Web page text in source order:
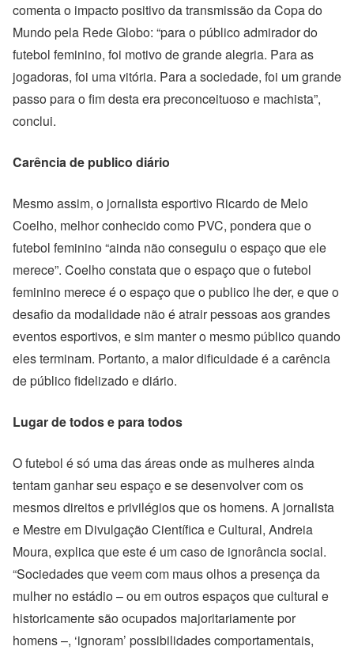
comenta o impacto positivo da transmissão da Copa do
Mundo pela Rede Globo: “para o público admirador do
futebol feminino, foi motivo de grande alegria. Para as
jogadoras, foi uma vitória. Para a sociedade, foi um grande
passo para o fim desta era preconceituoso e machista”,
conclui.
Carência de publico diário
Mesmo assim, o jornalista esportivo Ricardo de Melo
Coelho, melhor conhecido como PVC, pondera que o
futebol feminino “ainda não conseguiu o espaço que ele
merece”. Coelho constata que o espaço que o futebol
feminino merece é o espaço que o publico lhe der, e que o
desafio da modalidade não é atrair pessoas aos grandes
eventos esportivos, e sim manter o mesmo público quando
eles terminam. Portanto, a maior dificuldade é a carência
de público fidelizado e diário.
Lugar de todos e para todos
O futebol é só uma das áreas onde as mulheres ainda
tentam ganhar seu espaço e se desenvolver com os
mesmos direitos e privilégios que os homens. A jornalista
e Mestre em Divulgação Científica e Cultural, Andreia
Moura, explica que este é um caso de ignorância social.
“Sociedades que veem com maus olhos a presença da
mulher no estádio – ou em outros espaços que cultural e
historicamente são ocupados majoritariamente por
homens –, ‘ignoram’ possibilidades comportamentais,